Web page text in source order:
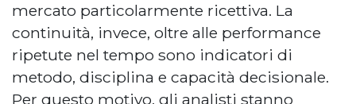
mercato particolarmente ricettiva. La
continuità, invece, oltre alle performance
ripetute nel tempo sono indicatori di
metodo, disciplina e capacità decisionale.
Per questo motivo, gli analisti stanno